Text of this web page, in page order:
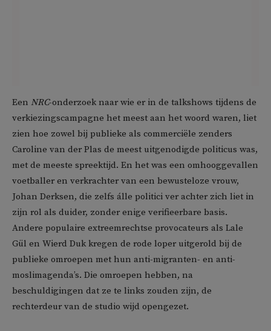
Een NRC-onderzoek naar wie er in de talkshows tijdens de
verkiezingscampagne het meest aan het woord waren, liet
zien hoe zowel bij publieke als commerciële zenders
Caroline van der Plas de meest uitgenodigde politicus was,
met de meeste spreektijd. En het was een omhooggevallen
voetballer en verkrachter van een bewusteloze vrouw,
Johan Derksen, die zelfs álle politici ver achter zich liet in
zijn rol als duider, zonder enige verifieerbare basis.
Andere populaire extreemrechtse provocateurs als Lale
Gül en Wierd Duk kregen de rode loper uitgerold bij de
publieke omroepen met hun anti-migranten- en anti-
moslimagenda’s. Die omroepen hebben, na
beschuldigingen dat ze te links zouden zijn, de
rechterdeur van de studio wijd opengezet.